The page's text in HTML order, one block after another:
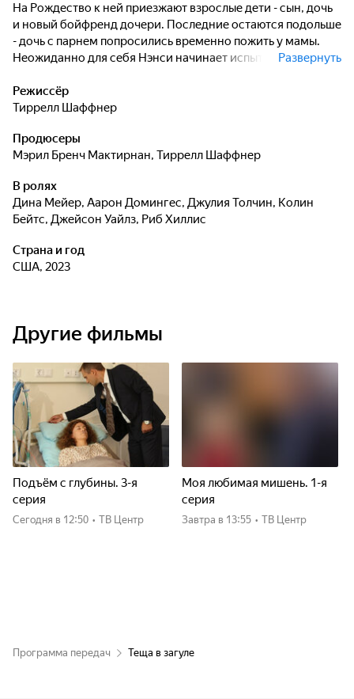
На Рождество к ней приезжают взрослые дети - сын, дочь
и новый бойфренд дочери. Последние остаются подольше
- дочь с парнем попросились временно пожить у мамы.
Неожиданно для себя Нэнси начинает испытывать чувства
Развернуть
Режиссёр
Тиррелл Шаффнер
Продюсеры
Мэрил Бренч Мактирнан, Тиррелл Шаффнер
В ролях
Дина Мейер, Аарон Домингес, Джулия Толчин, Колин
Бейтс, Джейсон Уайлз, Риб Хиллис
Страна и год
США, 2023
Другие фильмы
Подъём с глубины. 3-я
серия
Сегодня в 12:50 • ТВ Центр
Моя любимая мишень. 1-я
серия
Завтра в 13:55 • ТВ Центр
Программа передач Теща в загуле